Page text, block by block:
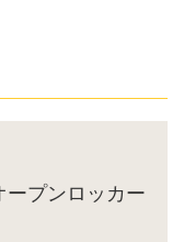
ープンロッカー